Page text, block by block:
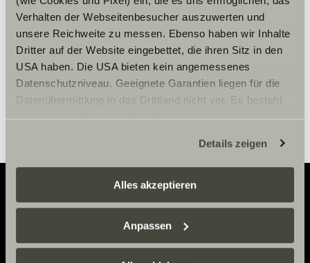
Verhalten der Webseitenbesucher auszuwerten und
unsere Reichweite zu messen. Ebenso haben wir Inhalte
Dritter auf der Website eingebettet, die ihren Sitz in den
USA haben. Die USA bieten kein angemessenes
Datenschutzniveau. Geeignete Garantien liegen für die
Datenübermittlung in das Drittland nicht vor. Es besteht
ein erhöhtes Risiko für Betroffene, da diesen
zustehen. Eingesetzte Dienstleister können Daten für
eigene Zwecke verarbeiten und mit anderen Daten
zusammenführen. Weitere Informationen finden Sie hier:
Datenschutzerklärung
einzelne Cookies/Dienste in den Einstellungen aus,
erteilen Sie uns Ihre Einwilligung zur Verarbeitung Ihrer
Details zeigen
Alles akzeptieren
Anpassen
Cookie-indstillinger
Adventure
Now.